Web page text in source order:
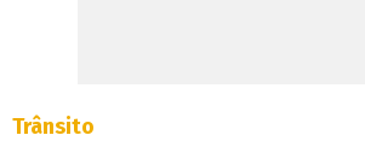
Trânsito